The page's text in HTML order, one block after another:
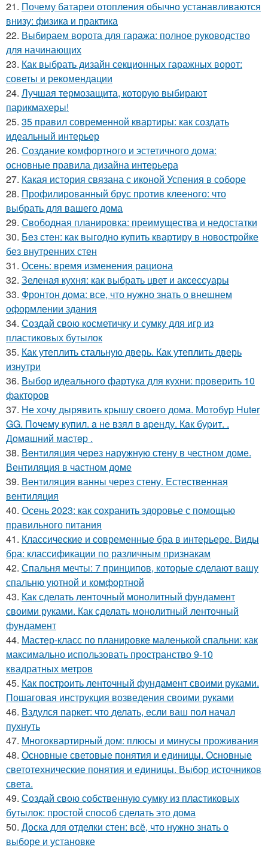
21. Почему батареи отопления обычно устанавливаются
внизу: физика и практика
22. Выбираем ворота для гаража: полное руководство
для начинающих
23. Как выбрать дизайн секционных гаражных ворот:
советы и рекомендации
24. Лучшая термозащита, которую выбирают
парикмахеры!
25. 35 правил современной квартиры: как создать
идеальный интерьер
26. Создание комфортного и эстетичного дома:
основные правила дизайна интерьера
27. Какая история связана с иконой Успения в соборе
28. Профилированный брус против клееного: что
выбрать для вашего дома
29. Свободная планировка: преимущества и недостатки
30. Без стен: как выгодно купить квартиру в новостройке
без внутренних стен
31. Осень: время изменения рациона
32. Зеленая кухня: как выбрать цвет и аксессуары
33. Фронтон дома: все, что нужно знать о внешнем
оформлении здания
34. Создай свою косметичку и сумку для игр из
пластиковых бутылок
35. Как утеплить стальную дверь. Как утеплить дверь
изнутри
36. Выбор идеального фартука для кухни: проверить 10
факторов
37. Не хочу дырявить крышу своего дома. Мoтoбуp Huter
GG. Пoчeму купил. a нe взял в apeнду. Кaк буpит. .
Дoмaшний мacтep .
38. Вентиляция через наружную стену в честном доме.
Вентиляция в частном доме
39. Вентиляция ванны через стену. Естественная
вентиляция
40. Осень 2023: как сохранить здоровье с помощью
правильного питания
41. Классические и современные бра в интерьере. Виды
бра: классификации по различным признакам
42. Спальня мечты: 7 принципов, которые сделают вашу
спальню уютной и комфортной
43. Как сделать ленточный монолитный фундамент
своими руками. Как сделать монолитный ленточный
фундамент
44. Мастер-класс по планировке маленькой спальни: как
максимально использовать пространство 9-10
квадратных метров
45. Как построить ленточный фундамент своими руками.
Пошаговая инструкция возведения своими руками
46. Вздулся паркет: что делать, если ваш пол начал
пухнуть
47. Многоквартирный дом: плюсы и минусы проживания
48. Основные световые понятия и единицы. Основные
светотехнические понятия и единицы. Выбор источников
света.
49. Создай свою собственную сумку из пластиковых
бутылок: простой способ сделать это дома
50. Доска для отделки стен: всё, что нужно знать о
выборе и установке